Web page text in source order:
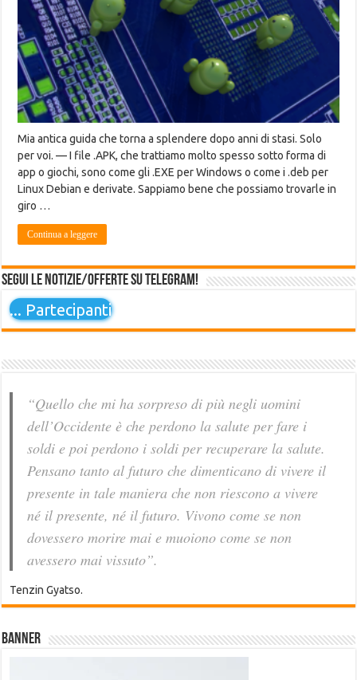
Mia antica guida che torna a splendere dopo anni di stasi. Solo
per voi. — I file .APK, che trattiamo molto spesso sotto forma di
app o giochi, sono come gli .EXE per Windows o come i .deb per
Linux Debian e derivate. Sappiamo bene che possiamo trovarle in
giro …
Continua a leggere
Segui le notizie/offerte su Telegram!
... Partecipanti
“Quello che mi ha sorpreso di più negli uomini
dell’Occidente è che perdono la salute per fare i
soldi e poi perdono i soldi per recuperare la salute.
Pensano tanto al futuro che dimenticano di vivere il
presente in tale maniera che non riescono a vivere
né il presente, né il futuro. Vivono come se non
dovessero morire mai e muoiono come se non
avessero mai vissuto”.
Tenzin Gyatso.
Banner